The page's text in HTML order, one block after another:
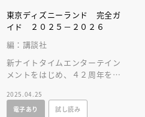
東京ディズニーランド 完全ガ
イド ２０２５－２０２６
編：講談社
新ナイトタイムエンターテイン
メントをはじめ、４２周年を迎
ィズニーランドの最新情報をお
届けします！
2025.04.25
電子あり
試し読み